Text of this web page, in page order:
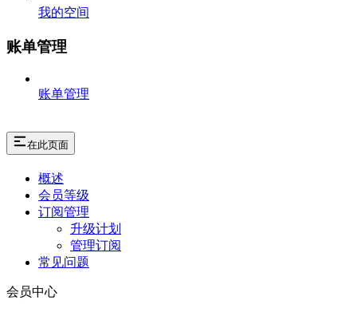
我的空间
账单管理
账单管理
在此页面
概述
会员等级
订阅管理
升级计划
管理订阅
常见问题
会员中心